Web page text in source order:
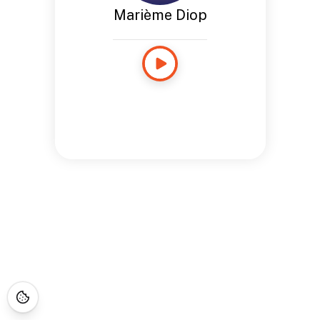
Marième Diop